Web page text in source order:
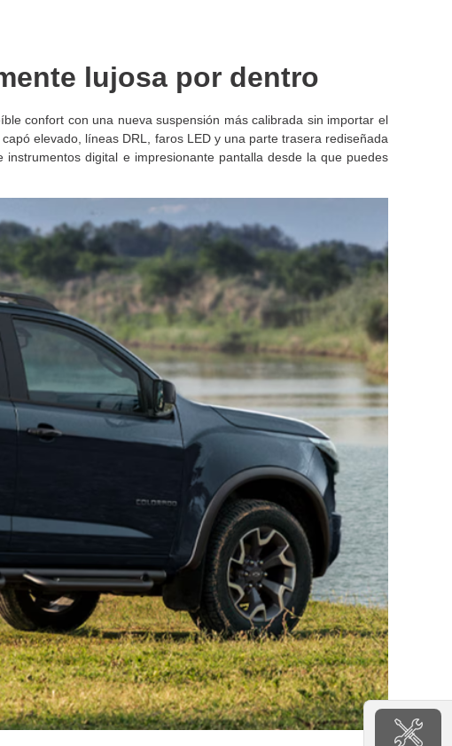
lujosa por dentro
confort con una nueva suspensión más calibrada sin importar el
elevado, líneas DRL, faros LED y una parte trasera rediseñada
digital e impresionante pantalla desde la que puedes